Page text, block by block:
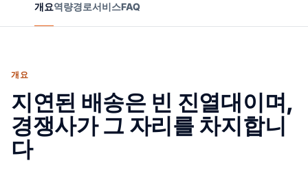
개요역량경로서비스FAQ
개요
지연된 배송은 빈 진열대이며,
경쟁사가 그 자리를 차지합니
다